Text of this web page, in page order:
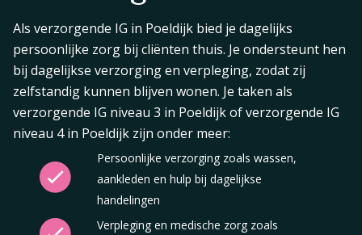
Als verzorgende IG in Poeldijk bied je dagelijks
persoonlijke zorg bij cliënten thuis. Je ondersteunt hen
bij dagelijkse verzorging en verpleging, zodat zij
zelfstandig kunnen blijven wonen. Je taken als
verzorgende IG niveau 3 in Poeldijk of verzorgende IG
niveau 4 in Poeldijk zijn onder meer:
Persoonlijke verzorging zoals wassen,
aankleden en hulp bij dagelijkse
handelingen
Verpleging en medische zorg zoals